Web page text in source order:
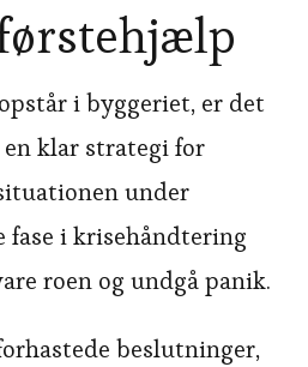
i byggeriet, er det
en klar strategi for
under
fase i krisehåndtering
roen og undgå panik.
beslutninger,